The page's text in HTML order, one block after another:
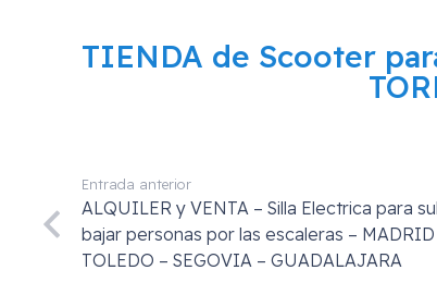
TIENDA de Scooter
Entrada anterior
ALQUILER y VENTA – Silla Electrica para
bajar personas por las escaleras – MADRID
TOLEDO – SEGOVIA – GUADALAJARA